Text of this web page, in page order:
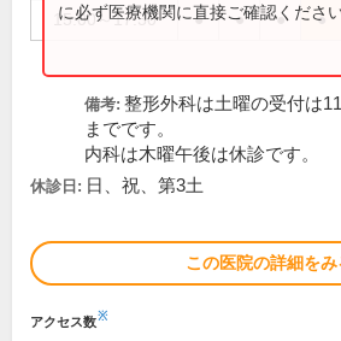
15:00～17:30 ● ● ● ●
に必ず医療機関に直接ご確認ください
備考: 整形外科は土曜の受付は
までです。
内科は木曜午後は休診です。
休診日: 日、祝、第3土
この医院の詳細をみ
アクセス数※